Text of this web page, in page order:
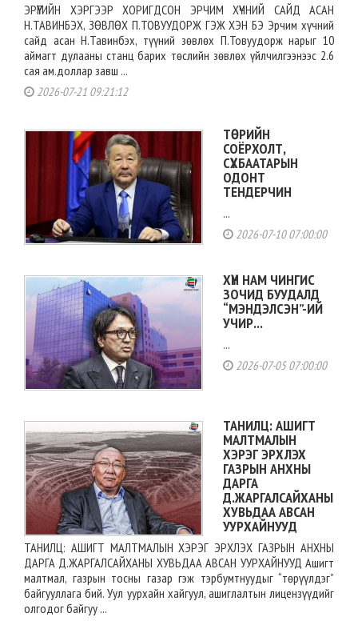
ЭРҮҮГИЙН ХЭРГЭЭР ХОРИГДСОН ЭРЧИМ ХҮЧНИЙ САЙД АСАН
Н.ТАВИНБЭХ, ЗӨВЛӨХ П.ТОВУУДОРЖ ГЭЖ ХЭН БЭ Эрчим хүчний
сайд асан Н.Тавинбэх, түүний зөвлөх П.Товуудорж нарыг 10
аймагт дулааны станц барих төслийн зөвлөх үйлчилгээнээс 2.6
сая ам.доллар завш ...
2026-07-21 09:21:12
ТӨРИЙН
СОЁРХОЛТ,
СҮХБААТАРЫН
ОДОНТ
ТЕНДЕРЧИН
...
2026-07-10 07:00:00
ХҮН НАМ ЧИНГИС
ЗОЧИД БУУДАЛД
“МЭНДЭЛСЭН”-ИЙ
УЧИР...
...
2026-07-05 07:00:00
ТАНИЛЦ: АШИГТ
МАЛТМАЛЫН
ХЭРЭГ ЭРХЛЭХ
ГАЗРЫН АНХНЫ
ДАРГА
Д.ЖАРГАЛСАЙХАНЫ
ХУВЬДАА АВСАН
УУРХАЙНУУД
ТАНИЛЦ: АШИГТ МАЛТМАЛЫН ХЭРЭГ ЭРХЛЭХ ГАЗРЫН АНХНЫ
ДАРГА Д.ЖАРГАЛСАЙХАНЫ ХУВЬДАА АВСАН УУРХАЙНУУД Ашигт
малтмал, газрын тосны газар гэж тэрбумтнуудыг “төрүүлдэг”
байгууллага бий. Уул уурхайн хайгуул, ашиглалтын лицензүүдийг
олгодог байгуу ...